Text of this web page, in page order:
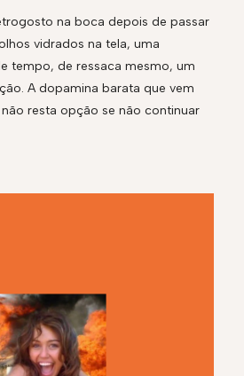
na boca depois de passar
vidrados na tela, uma
tempo, de ressaca mesmo, um
A dopamina barata que vem
resta opção se não continuar